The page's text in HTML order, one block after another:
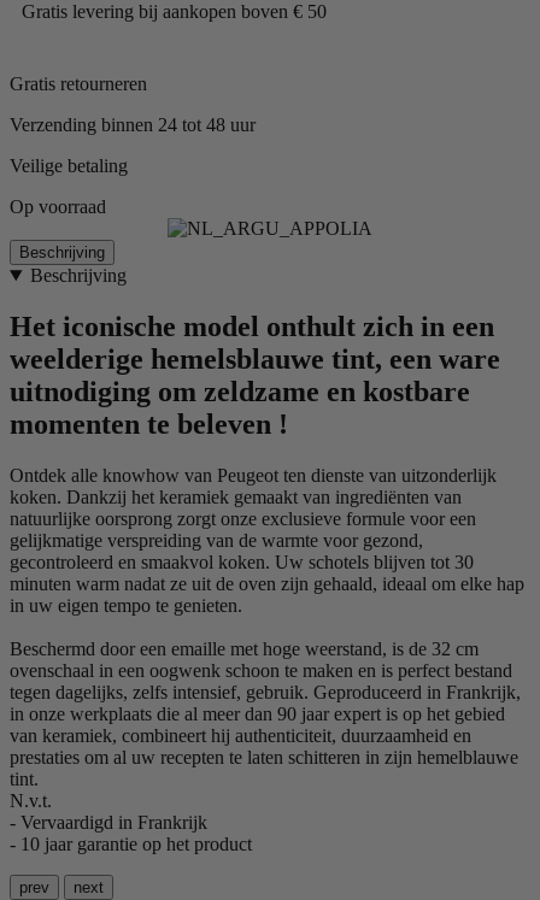
Gratis levering bij aankopen boven € 50
Gratis retourneren
Verzending binnen 24 tot 48 uur
Veilige betaling
Op voorraad
Beschrijving
Beschrijving
Het iconische model onthult zich in een
weelderige hemelsblauwe tint, een ware
uitnodiging om zeldzame en kostbare
momenten te beleven !
Ontdek alle knowhow van Peugeot ten dienste van uitzonderlijk
koken. Dankzij het keramiek gemaakt van ingrediënten van
natuurlijke oorsprong zorgt onze exclusieve formule voor een
gelijkmatige verspreiding van de warmte voor gezond,
gecontroleerd en smaakvol koken. Uw schotels blijven tot 30
minuten warm nadat ze uit de oven zijn gehaald, ideaal om elke hap
in uw eigen tempo te genieten.
Beschermd door een emaille met hoge weerstand, is de 32 cm
ovenschaal in een oogwenk schoon te maken en is perfect bestand
tegen dagelijks, zelfs intensief, gebruik. Geproduceerd in Frankrijk,
in onze werkplaats die al meer dan 90 jaar expert is op het gebied
van keramiek, combineert hij authenticiteit, duurzaamheid en
prestaties om al uw recepten te laten schitteren in zijn hemelblauwe
tint.
N.v.t.
- Vervaardigd in Frankrijk
- 10 jaar garantie op het product
prev next